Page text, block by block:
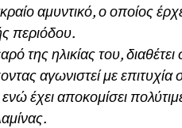
αμυντικό, ο οποίος
περιόδου.
της ηλικίας του,
αγωνιστεί με
έχει αποκομίσει